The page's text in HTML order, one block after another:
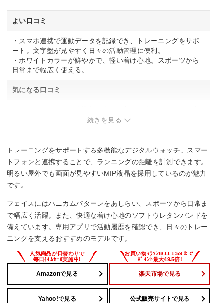
よい口コミ
・スマホ連携で運動データを記録でき、トレーニングをサポ
ート。文字盤が見やすく日々の活動管理に便利。
・ホワイトカラーが鮮やかで、軽い着け心地。スポーツから
日常まで幅広く使える。
気になる口コミ
度なスポーツ計測を求める方は要検討。
続きを見る
トレーニングをサポートする多機能なデジタルウォッチ。スマー
トフォンと連携することで、ランニングの距離を計測できます。
明るい屋外でも画面が見やすいMIP液晶を採用しているのが魅力
です。
フェイスにはハニカムパターンをあしらい、スポーツから日常ま
で幅広く活躍。また、快適な着け心地のソフトウレタンバンドを
備えています。専用アプリで活動履歴を確認でき、日々のトレー
ニングを支えるおすすめのモデルです。
Amazonで見る 楽天市場で見る
Yahoo!で見る 公式販売サイトで見る